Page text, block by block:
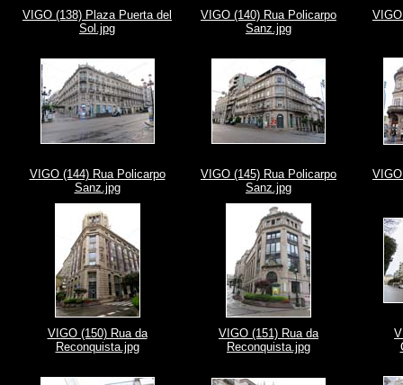
VIGO (138) Plaza Puerta del
Sol.jpg
VIGO (140) Rua Policarpo
Sanz.jpg
VIGO (144) Rua Policarpo
Sanz.jpg
VIGO (145) Rua Policarpo
Sanz.jpg
VIGO (150) Rua da
Reconquista.jpg
VIGO (151) Rua da
Reconquista.jpg